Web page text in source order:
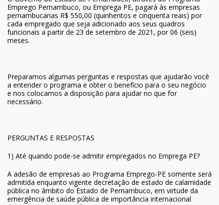
Emprego Pernambuco, ou Emprega PE, pagará às empresas
pernambucanas R$ 550,00 (quinhentos e cinquenta reais) por
cada empregado que seja adicionado aos seus quadros
funcionais a partir de 23 de setembro de 2021, por 06 (seis)
meses.
Preparamos algumas perguntas e respostas que ajudarão você
a entender o programa e obter o benefício para o seu negócio
e nos colocamos a disposição para ajudar no que for
necessário.
PERGUNTAS E RESPOSTAS
1) Até quando pode-se admitir empregados no Emprega PE?
A adesão de empresas ao Programa Emprego-PE somente será
admitida enquanto vigente decretação de estado de calamidade
pública no âmbito do Estado de Pernambuco, em virtude da
emergência de saúde pública de importância internacional